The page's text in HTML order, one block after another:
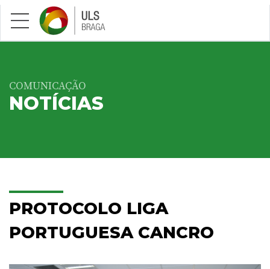
Saltar para conteúdo principal
COMUNICAÇÃO
NOTÍCIAS
PROTOCOLO LIGA
PORTUGUESA CANCRO